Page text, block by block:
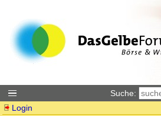
Suche:
Login